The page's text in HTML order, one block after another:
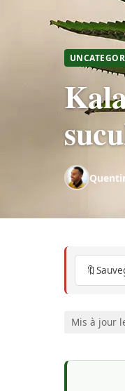
🔖
Mis à jour